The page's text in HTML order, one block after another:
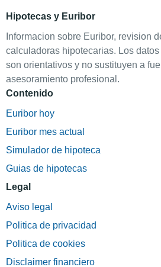
Hipotecas y Euribor
Informacion sobre Euribor, revision
calculadoras hipotecarias. Los
son orientativos y no sustituyen a
asesoramiento profesional.
Contenido
Euribor hoy
Euribor mes actual
Simulador de hipoteca
Guias de hipotecas
Legal
Aviso legal
Politica de privacidad
Politica de cookies
Disclaimer financiero